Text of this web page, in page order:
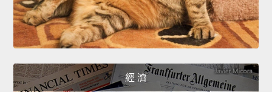
經 濟